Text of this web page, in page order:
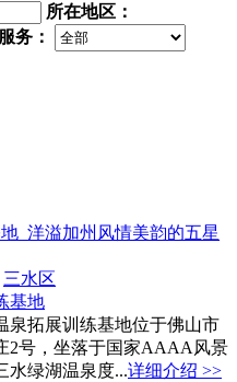
所在地区：
务：
三水区
基地
泉拓展训练基地位于佛山市
2号，坐落于国家AAAA风景
水绿湖温泉度...详细介绍 >>